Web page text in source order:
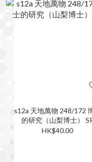
s12a 天地萬物 248/172
的研究（山梨
HK$40.00